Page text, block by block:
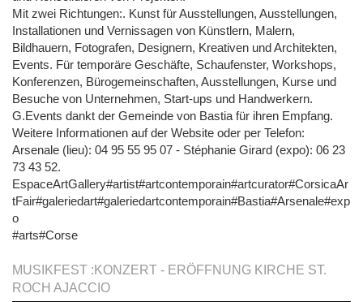
Mit zwei Richtungen:. Kunst für Ausstellungen, Ausstellungen,
Installationen und Vernissagen von Künstlern, Malern,
Bildhauern, Fotografen, Designern, Kreativen und Architekten,
Events. Für temporäre Geschäfte, Schaufenster, Workshops,
Konferenzen, Bürogemeinschaften, Ausstellungen, Kurse und
Besuche von Unternehmen, Start-ups und Handwerkern.
G.Events dankt der Gemeinde von Bastia für ihren Empfang.
Weitere Informationen auf der Website oder per Telefon:
Arsenale (lieu): 04 95 55 95 07 - Stéphanie Girard (expo): 06 23
73 43 52.
EspaceArtGallery#artist#artcontemporain#artcurator#CorsicaAr
tFair#galeriedart#galeriedartcontemporain#Bastia#Arsenale#exp
o
#arts#Corse
MUSIKFEST :KONZERT - ERÖFFNUNG KIRCHE ST.
ROCH AJACCIO